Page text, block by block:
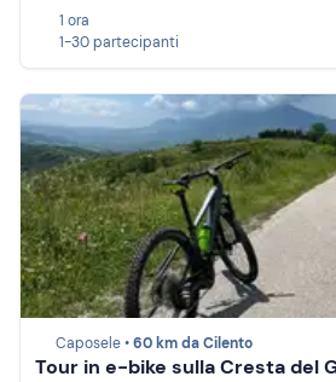
1 ora
1-30 partecipanti
Caposele •60 km da Cilento
Tour in e-bike sulla Cresta del